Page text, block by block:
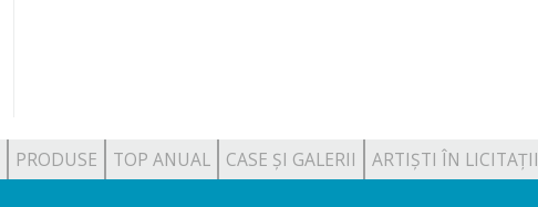
PRODUSE TOP ANUAL CASE ȘI GALERII ARTIȘTI ÎN LICITAȚII